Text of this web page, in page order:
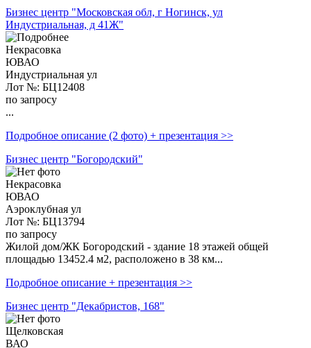
Бизнес центр "Московская обл, г Ногинск, ул
Индустриальная, д 41Ж"
Некрасовка
ЮВАО
Индустриальная ул
Лот №: БЦ12408
по запросу
...
Подробное описание (2 фото) + презентация >>
Бизнес центр "Богородский"
Некрасовка
ЮВАО
Аэроклубная ул
Лот №: БЦ13794
по запросу
Жилой дом/ЖК Богородский - здание 18 этажей общей
площадью 13452.4 м2, расположено в 38 км...
Подробное описание + презентация >>
Бизнес центр "Декабристов, 168"
Щелковская
ВАО